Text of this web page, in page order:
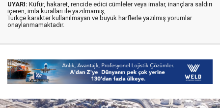
UYARI: Küfür, hakaret, rencide edici cümleler veya imalar, inançlara saldırı
içeren, imla kuralları ile yazılmamış,
Türkçe karakter kullanılmayan ve büyük harflerle yazılmış yorumlar
onaylanmamaktadır.